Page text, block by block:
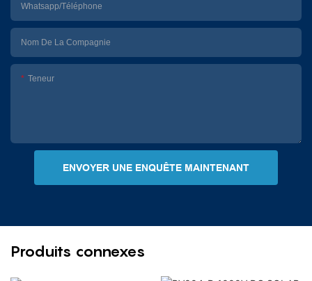
Whatsapp/Téléphone
Nom De La Compagnie
Teneur
ENVOYER UNE ENQUÊTE MAINTENANT
Produits connexes